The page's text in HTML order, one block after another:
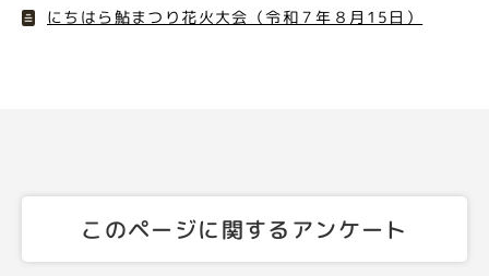
にちはら鮎まつり花火大会（令和７年８月15日）
このページに関するアンケート